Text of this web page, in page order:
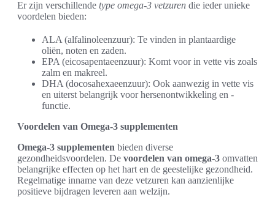
Er zijn verschillende type omega-3 vetzuren die ieder unieke
voordelen bieden:
ALA (alfalinoleenzuur): Te vinden in plantaardige
oliën, noten en zaden.
EPA (eicosapentaeenzuur): Komt voor in vette vis zoals
zalm en makreel.
DHA (docosahexaeenzuur): Ook aanwezig in vette vis
en uiterst belangrijk voor hersenontwikkeling en -
functie.
Voordelen van Omega-3 supplementen
Omega-3 supplementen bieden diverse
gezondheidsvoordelen. De voordelen van omega-3 omvatten
belangrijke effecten op het hart en de geestelijke gezondheid.
Regelmatige inname van deze vetzuren kan aanzienlijke
positieve bijdragen leveren aan welzijn.